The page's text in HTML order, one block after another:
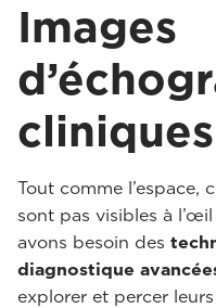
Images
cliniques
Tout comme l’espace,
sont pas visibles à
avons besoin des
diagnostique
explorer et percer